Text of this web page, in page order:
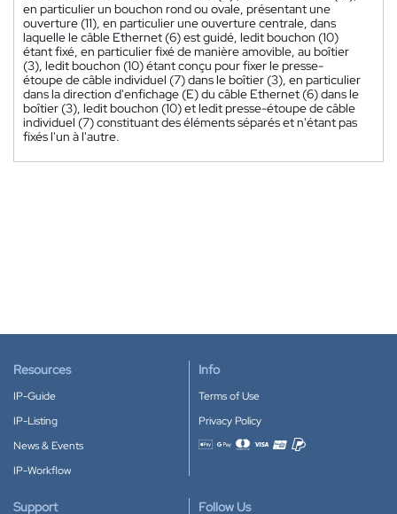
en particulier un bouchon rond ou ovale, présentant une
ouverture (11), en particulier une ouverture centrale, dans
laquelle le câble Ethernet (6) est guidé, ledit bouchon (10)
étant fixé, en particulier fixé de manière amovible, au boîtier
(3), ledit bouchon (10) étant conçu pour fixer le presse-
étoupe de câble individuel (7) dans le boîtier (3), en particulier
dans la direction d'enfichage (E) du câble Ethernet (6) dans le
boîtier (3), ledit bouchon (10) et ledit presse-étoupe de câble
individuel (7) constituant des éléments séparés et n'étant pas
fixés l'un à l'autre.
Resources
IP-Guide
IP-Listing
News & Events
IP-Workflow
Info
Terms of Use
Privacy Policy
Accepted payment methods
Support Follow Us